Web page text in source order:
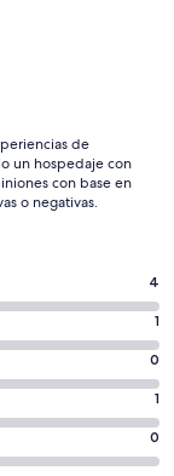
de
un hospedaje con
con base en
o negativas.
4
1
0
1
0